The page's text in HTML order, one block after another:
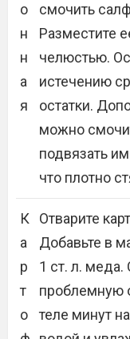
о
н
н
а
я
смочить
Разместите
челюстью.
истечению
остатки.
можно
подвязать
что плотно
К
а
р
т
о
Отварите
Добавьте в
1 ст. л. меда.
проблемную
теле минут